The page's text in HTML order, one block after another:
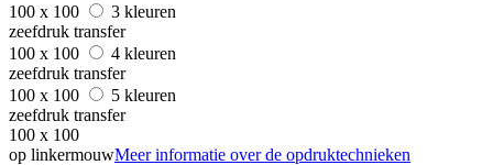
100 x 100
3 kleuren
zeefdruk transfer
100 x 100
4 kleuren
zeefdruk transfer
100 x 100
5 kleuren
zeefdruk transfer
100 x 100
op linkermouwMeer informatie over de opdruktechnieken